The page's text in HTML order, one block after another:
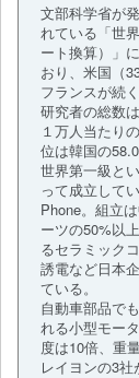
文部科学省が
れている「世
ート換算）」
おり、米国（
フランスが続く
研究者の総数
１万人当たり
位は韓国の
世界第一級と
って成立して
Phone。組立
ーツの50%以
るセラミック
誘電など日本
ている。
自動車部品で
れる小型モー
度は10倍、重
レイヨンの3社